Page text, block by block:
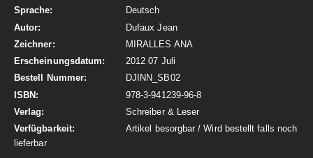
Deutsch
Dufaux Jean
MIRALLES ANA
2012 07 Juli
DJINN_SB02
978-3-941239-96-8
Schreiber & Leser
Artikel besorgbar / Wird bestellt falls noch
lieferbar